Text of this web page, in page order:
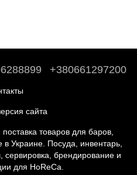
+380661297200
сайта
товаров для баров,
в Украине. Посуда, инвентарь,
сервировка, брендирование и
для HoReCa.